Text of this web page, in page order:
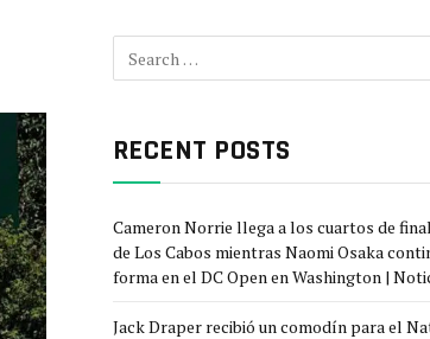
RECENT POSTS
Cameron Norrie llega a los cuartos de
de Los Cabos mientras Naomi Osaka
forma en el DC Open en Washington |
Jack Draper recibió un comodín para el